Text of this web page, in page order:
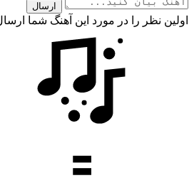
ارسال
نظر را در مورد این آهنگ شما ارسال کنین